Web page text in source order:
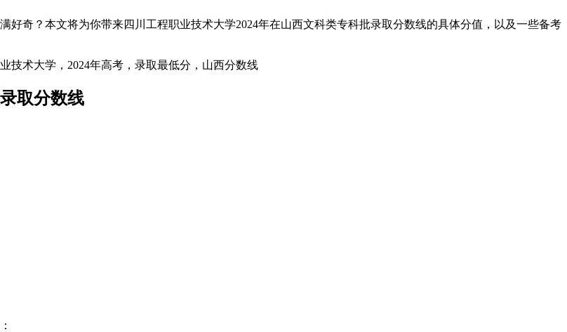
奇？本文将为你带来四川工程职业技术大学2024年在山西文科类专科批录取分数线的具体分值，以及一些备考
取分数线